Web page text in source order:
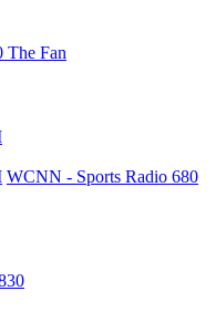
The Fan
WCNN - Sports Radio 680